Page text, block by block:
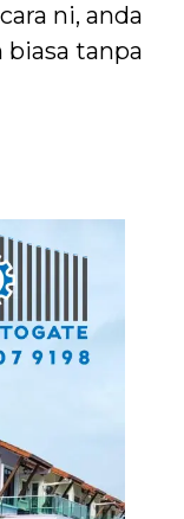
ni, anda
tanpa